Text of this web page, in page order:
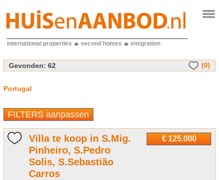
international properties second homes emigration
Gevonden: 62 (0)
Portugal
FILTERS aanpassen
€ 125.000
Villa te koop in S.Mig.
Pinheiro, S.Pedro
Solis, S.Sebastião
Carros